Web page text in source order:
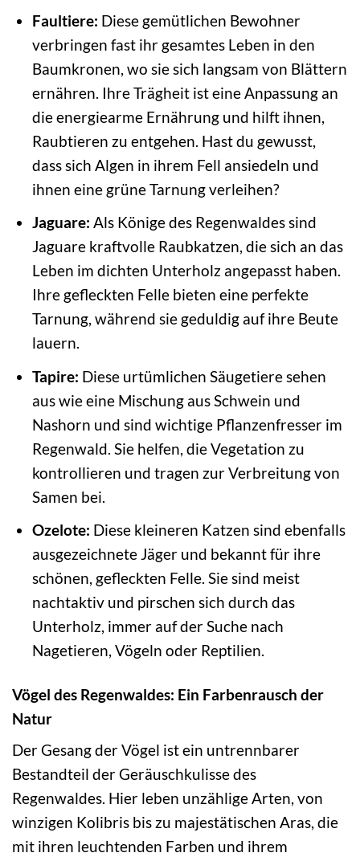
Faultiere: Diese gemütlichen Bewohner
verbringen fast ihr gesamtes Leben in den
Baumkronen, wo sie sich langsam von Blättern
ernähren. Ihre Trägheit ist eine Anpassung an
die energiearme Ernährung und hilft ihnen,
Raubtieren zu entgehen. Hast du gewusst,
dass sich Algen in ihrem Fell ansiedeln und
ihnen eine grüne Tarnung verleihen?
Jaguare: Als Könige des Regenwaldes sind
Jaguare kraftvolle Raubkatzen, die sich an das
Leben im dichten Unterholz angepasst haben.
Ihre gefleckten Felle bieten eine perfekte
Tarnung, während sie geduldig auf ihre Beute
lauern.
Tapire: Diese urtümlichen Säugetiere sehen
aus wie eine Mischung aus Schwein und
Nashorn und sind wichtige Pflanzenfresser im
Regenwald. Sie helfen, die Vegetation zu
kontrollieren und tragen zur Verbreitung von
Samen bei.
Ozelote: Diese kleineren Katzen sind ebenfalls
ausgezeichnete Jäger und bekannt für ihre
schönen, gefleckten Felle. Sie sind meist
nachtaktiv und pirschen sich durch das
Unterholz, immer auf der Suche nach
Nagetieren, Vögeln oder Reptilien.
Vögel des Regenwaldes: Ein Farbenrausch der
Natur
Der Gesang der Vögel ist ein untrennbarer
Bestandteil der Geräuschkulisse des
Regenwaldes. Hier leben unzählige Arten, von
winzigen Kolibris bis zu majestätischen Aras, die
mit ihren leuchtenden Farben und ihrem